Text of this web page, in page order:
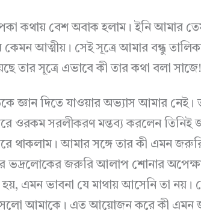
কথায় বেশ অবাক হলাম। ইনি আমার
কেমন আত্মীয়। সেই সূত্রে আমার বন্ধু
তার সূত্রে এভাবে কী তার কথা বলা সাজে!
জ্ঞান দিতে যাওয়ার অভ্যাস আমার নেই।
ওরকম সরলীকরণ মন্তব্য করলেন তিনিই
থাকলাম। আমার সঙ্গে তার কী এমন
করে ভদ্রলোকের জরুরি আলাপ শোনার
এমন ভাবনা যে মাথায় আসেনি তা নয়।
আমাকে। এত আয়োজন করে কী এমন